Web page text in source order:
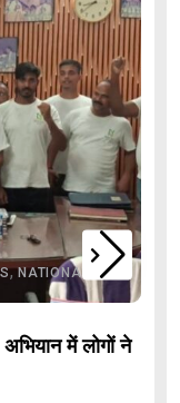
,NATIONAL
अभियान में लोगों ने